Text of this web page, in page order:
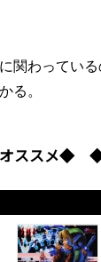
関わってい
る。
ススメ◆